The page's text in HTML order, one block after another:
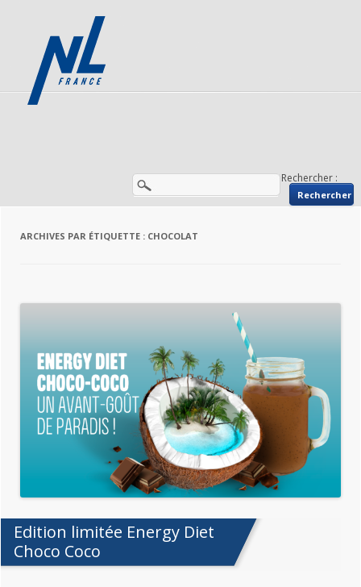
Rechercher :
ARCHIVES PAR ÉTIQUETTE : CHOCOLAT
Edition limitée Energy Diet
Choco Coco